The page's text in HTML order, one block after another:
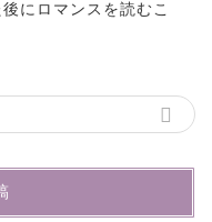
にロマンスを読むこ